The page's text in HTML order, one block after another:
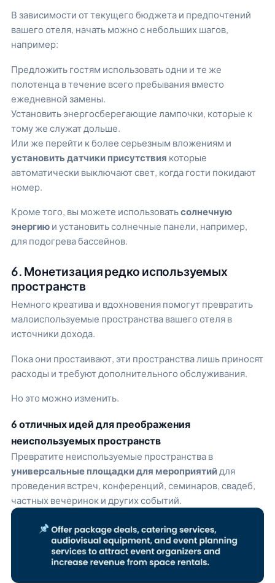
В зависимости от текущего бюджета и предпочтений
вашего отеля, начать можно с небольших шагов,
например:
Предложить гостям использовать одни и те же
полотенца в течение всего пребывания вместо
ежедневной замены.
Установить энергосберегающие лампочки, которые к
тому же служат дольше.
Или же перейти к более серьезным вложениям и
установить датчики присутствия которые
автоматически выключают свет, когда гости покидают
номер.
Кроме того, вы можете использоватьсолнечную
энергию и установить солнечные панели, например,
для подогрева бассейнов.
6. Монетизация редко используемых
пространств
Немного креатива и вдохновения помогут превратить
малоиспользуемые пространства вашего отеля в
источники дохода.
Пока они простаивают, эти пространства лишь приносят
расходы и требуют дополнительного обслуживания.
Но это можно изменить.
6 отличных идей для преображения
неиспользуемых пространств
Превратите неиспользуемые пространства в
универсальные площадки для мероприятий для
проведения встреч, конференций, семинаров, свадеб,
частных вечеринок и других событий.